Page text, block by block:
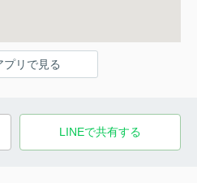
プリで見る
LINEで共有する